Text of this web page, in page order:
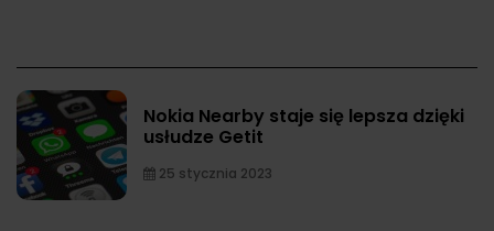
Nokia Nearby staje się lepsza dzięki
usłudze Getit
25 stycznia 2023